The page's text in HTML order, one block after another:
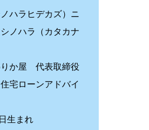
ハラヒデカズ）ニ
ノハラ（カタカナ
りか屋 代表取締役
宅ローンアドバイ
生まれ